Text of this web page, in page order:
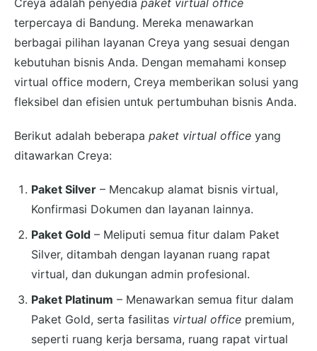
Creya adalah penyedia paket virtual office
terpercaya di Bandung. Mereka menawarkan
berbagai pilihan layanan Creya yang sesuai dengan
kebutuhan bisnis Anda. Dengan memahami konsep
virtual office modern, Creya memberikan solusi yang
fleksibel dan efisien untuk pertumbuhan bisnis Anda.
Berikut adalah beberapa paket virtual office yang
ditawarkan Creya:
Paket Silver – Mencakup alamat bisnis virtual,
Konfirmasi Dokumen dan layanan lainnya.
Paket Gold – Meliputi semua fitur dalam Paket
Silver, ditambah dengan layanan ruang rapat
virtual, dan dukungan admin profesional.
Paket Platinum – Menawarkan semua fitur dalam
Paket Gold, serta fasilitas virtual office premium,
seperti ruang kerja bersama, ruang rapat virtual